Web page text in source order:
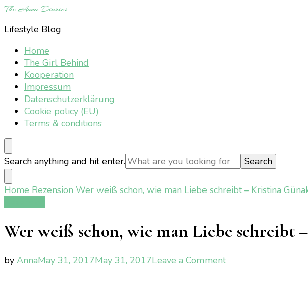
The Anna Diaries
Lifestyle Blog
Home
The Girl Behind
Kooperation
Impressum
Datenschutzerklärung
Cookie policy (EU)
Terms & conditions
Looking
for
Something?
Search anything and hit enter.
Home Rezension Wer weiß schon, wie man Liebe schreibt – Kristina
Wer weiß schon, wie man Liebe schreibt
by AnnaMay 31, 2017May 31, 2017Leave a Commenton